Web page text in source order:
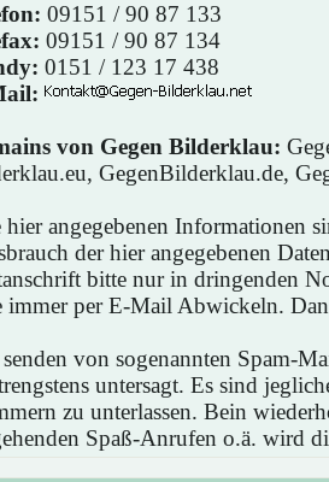
09151 / 90 87 133
09151 / 90 87 134
0151 / 123 17 438
von Gegen Bilderklau:
GegenBilderklau.de,
angegebenen Informationen
der hier angegebenen
bitte nur in dringenden
immer per E-Mail Abwickeln.
von sogenannten Spam-
untersagt. Es sind
zu unterlassen. Bein
Spaß-Anrufen o.ä. wird